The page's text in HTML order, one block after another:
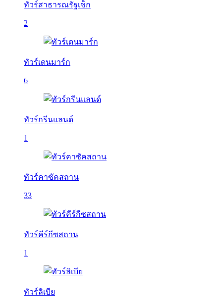
ทัวร์สาธารณรัฐเช็ก
2
ทัวร์เดนมาร์ก
6
ทัวร์กรีนแลนด์
1
ทัวร์คาซัคสถาน
33
ทัวร์คีร์กีซสถาน
1
ทัวร์ลิเบีย